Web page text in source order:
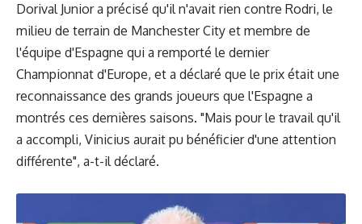
Dorival Junior a précisé qu'il n'avait rien contre Rodri, le
milieu de terrain de Manchester City et membre de
l'équipe d'Espagne qui a remporté le dernier
Championnat d'Europe, et a déclaré que le prix était une
reconnaissance des grands joueurs que l'Espagne a
montrés ces dernières saisons. "Mais pour le travail qu'il
a accompli, Vinicius aurait pu bénéficier d'une attention
différente", a-t-il déclaré.